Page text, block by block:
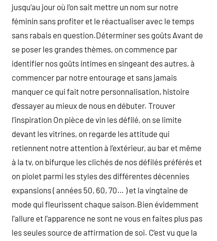
jusqu’au jour où l’on sait mettre un nom sur notre
féminin sans profiter et le réactualiser avec le temps
sans rabais en question.Déterminer ses goûts Avant de
se poser les grandes thèmes, on commence par
identifier nos goûts intimes en singeant des autres, à
commencer par notre entourage et sans jamais
manquer ce qui fait notre personnalisation, histoire
d’essayer au mieux de nous en débuter. Trouver
l’inspiration On pièce de vin les défilé, on se limite
devant les vitrines, on regarde les attitude qui
retiennent notre attention à l’extérieur, au bar et même
à la tv, on bifurque les clichés de nos défilés préférés et
on piolet parmi les styles des différentes décennies
expansions ( années 50, 60, 70… ) et la vingtaine de
mode qui fleurissent chaque saison.Bien évidemment
l’allure et l’apparence ne sont ne vous en faites plus pas
les seules source de affirmation de soi. C’est vu que la